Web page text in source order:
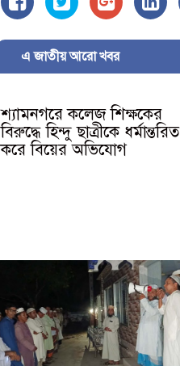
এ জাতীয় আরো খবর
শ্যামনগরে কলেজ শিক্ষকের
বিরুদ্ধে হিন্দু ছাত্রীকে ধর্মান্তরিত
করে বিয়ের অভিযোগ